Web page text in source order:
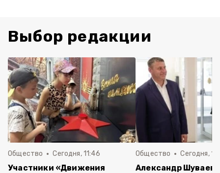
Выбор редакции
Общество Сегодня, 11:46
Участники «Движения
Общество Сегодня,
Александр Шуваев